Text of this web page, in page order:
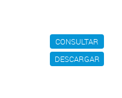
CONSULTAR
DESCARGAR